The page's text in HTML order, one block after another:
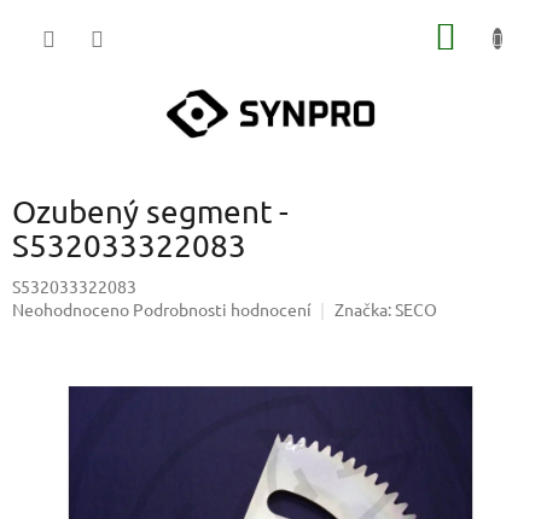
Ozubený segment -
S532033322083
S532033322083
Průměrné
Neohodnoceno Podrobnosti hodnocení Značka:SECO